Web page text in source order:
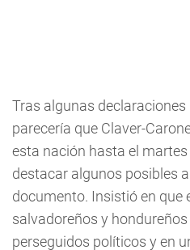
Tras algunas declaraciones
parecería que Claver-
esta nación hasta el
destacar algunos posibles
documento. Insistió en que
salvadoreños y
perseguidos políticos y en